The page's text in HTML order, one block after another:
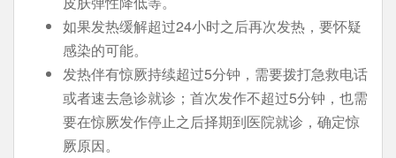
如果发热缓解超过24小时之后再次发热，要怀疑
感染的可能。
发热伴有惊厥持续超过5分钟，需要拨打急救电话
或者速去急诊就诊；首次发作不超过5分钟，也需
要在惊厥发作停止之后择期到医院就诊，确定惊
厥原因。